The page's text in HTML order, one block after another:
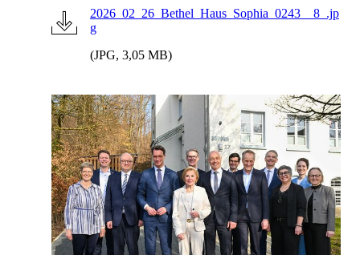
2026_02_26_Bethel_Haus_Sophia_0243__8_.jp
g
(JPG, 3,05 MB)